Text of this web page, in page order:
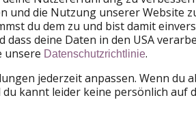
und die Nutzung unserer Website
du dem zu und bist damit
dass deine Daten in den USA
unsere Datenschutzrichtlinie.
jederzeit anpassen. Wenn du
kannt leider keine persönlich auf